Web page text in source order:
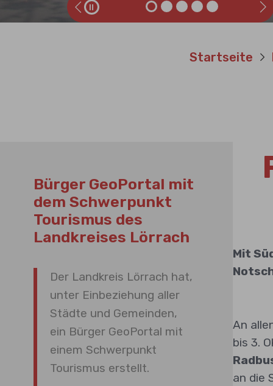
Zurück
Startseite
Mit
An
bis 3.
an die
Bürger GeoPortal mit
dem Schwerpunkt
Tourismus des
Landkreises Lörrach
Der Landkreis Lörrach hat,
unter Einbeziehung aller
Städte und Gemeinden,
ein Bürger GeoPortal mit
einem Schwerpunkt
Tourismus erstellt.